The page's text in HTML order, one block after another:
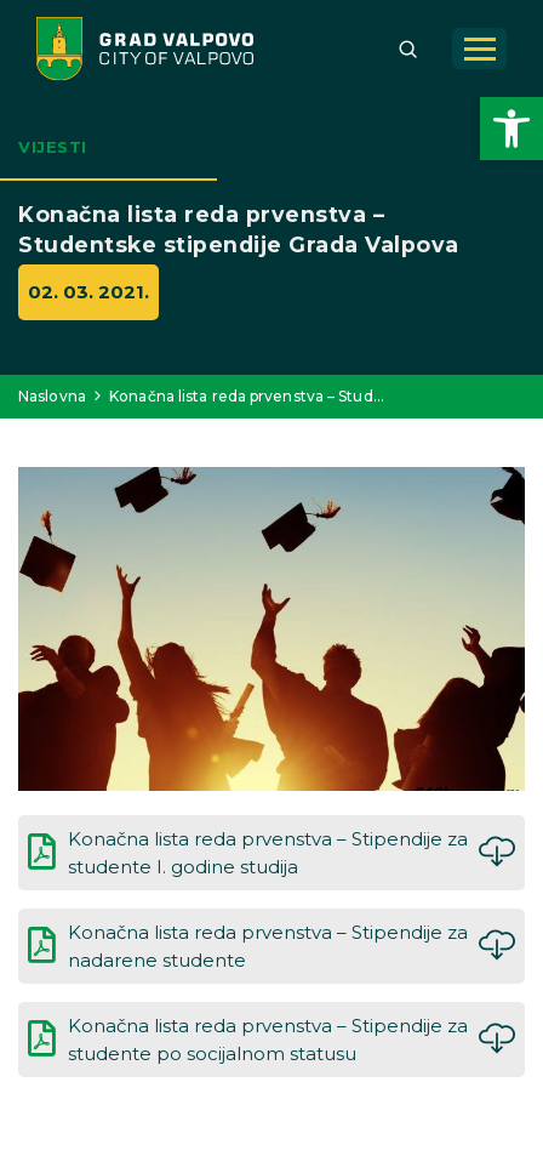
Open toolbar
VIJESTI
Konačna lista reda prvenstva –
Studentske stipendije Grada Valpova
02. 03. 2021.
Naslovna Konačna lista reda prvenstva – Stud…
Konačna lista reda prvenstva – Stipendije za
studente I. godine studija
Konačna lista reda prvenstva – Stipendije za
nadarene studente
Konačna lista reda prvenstva – Stipendije za
studente po socijalnom statusu